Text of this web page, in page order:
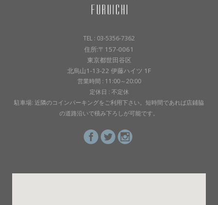
TEL : 03-5356-7362
住所:〒157-0061
東京都世田谷区
北烏山1-13-22 伊藤ハイツ 1F
営業時間 : 11:00～20:00
定休日 : 不定休
駐車場: 近隣のコインパーキングをご利用下さい。短時間であれば店鋪脇
の道路沿いで積み下ろしが可能です。